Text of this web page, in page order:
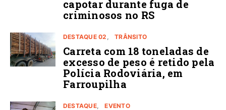
capotar durante fuga de
criminosos no RS
DESTAQUE 02 TRÂNSITO
Carreta com 18 toneladas de
excesso de peso é retido pela
Polícia Rodoviária, em
Farroupilha
DESTAQUE EVENTO